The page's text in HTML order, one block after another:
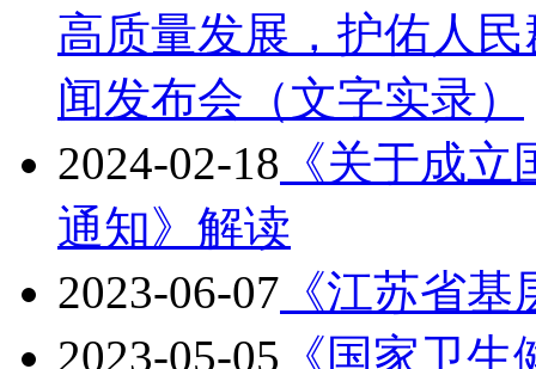
高质量发展，护佑人
闻发布会（文字实录）
2024-02-18 《关于成
通知》解读
2023-06-07 《江苏省
2023-05-05 《国家卫